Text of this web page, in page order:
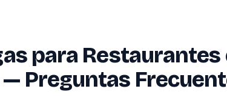
para Restaurantes
Preguntas